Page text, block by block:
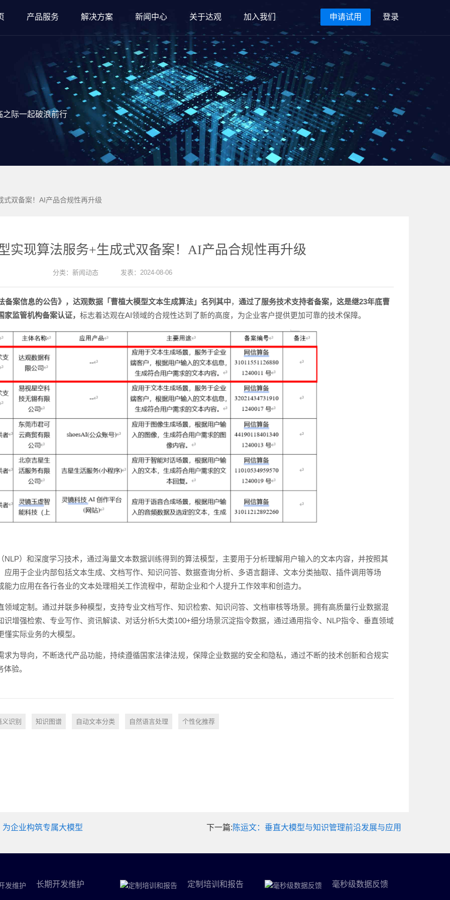
产品服务 解决方案 新闻中心 关于达观 加入我们 申请试用 登录
之际一起破浪前行
式双备案！AI产品合规性再升级
实现算法服务+生成式双备案！AI产品合规性再升级
分类： 新闻动态 发表：2024-08-06
案信息的公告》，达观数据「曹植大模型文本生成算法」名列其中， 通过了服务技术支持者备案，这是继23年底曹
监管机构备案认证， 标志着达观在AI领域的合规性达到了新的高度，为企业客户提供更加可靠的技术保障。
）和深度学习技术，通过海量文本数据训练得到的算法模型，主要用于分析理解用户输入的文本内容，并按照其
用于企业内部包括文本生成、文档写作、知识问答、数据查询分析、多语言翻译、文本分类抽取、插件调用等场
力应用在各行各业的文本处理相关工作流程中，帮助企业和个人提升工作效率和创造力。
域定制。通过并联多种模型，支持专业文档写作、知识检索、知识问答、文档审核等场景。拥有高质量行业数据混
增强检索、专业写作、资讯解读、对话分析5大类100+细分场景沉淀指令数据，通过通用指令、NLP指令、垂直领域
实际业务的大模型。
为导向，不断迭代产品功能，持续遵循国家法律法规，保障企业数据的安全和隐私，通过不断的技术创新和合规实
验。
义识别 知识图谱 自动文本分类 自然语言处理 个性化推荐
下一篇: 陈运文：垂直大模型与知识管理前沿发展与应用
企业构筑专属大模型
长期开发维护 定制培训和报告 毫秒级数据反馈